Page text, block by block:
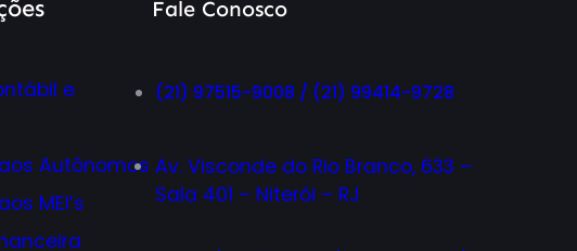
e
Autônomos
MEI’s
Fale Conosco
(21) 97515-9008 / (21) 99414-9728
Av. Visconde do Rio Branco, 633 –
Sala 401 – Niterói – RJ